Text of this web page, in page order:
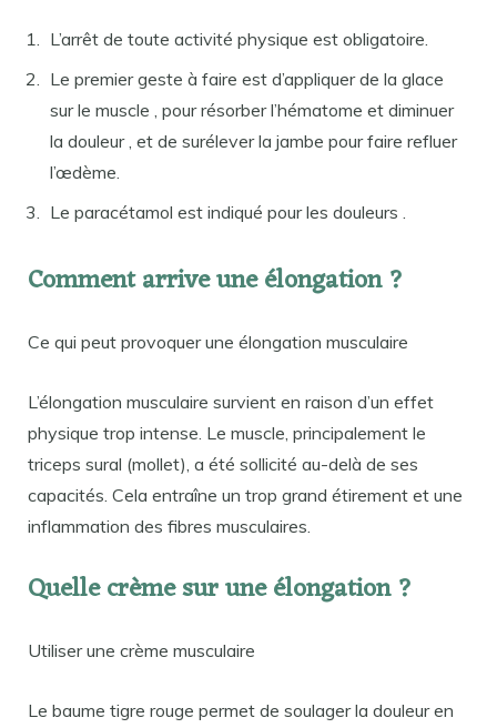
L’arrêt de toute activité physique est obligatoire.
Le premier geste à faire est d’appliquer de la glace
sur le muscle , pour résorber l’hématome et diminuer
la douleur , et de surélever la jambe pour faire refluer
l’œdème.
Le paracétamol est indiqué pour les douleurs .
Comment arrive une élongation ?
Ce qui peut provoquer une élongation musculaire
L’élongation musculaire survient en raison d’un effet
physique trop intense. Le muscle, principalement le
triceps sural (mollet), a été sollicité au-delà de ses
capacités. Cela entraîne un trop grand étirement et une
inflammation des fibres musculaires.
Quelle crème sur une élongation ?
Utiliser une crème musculaire
Le baume tigre rouge permet de soulager la douleur en